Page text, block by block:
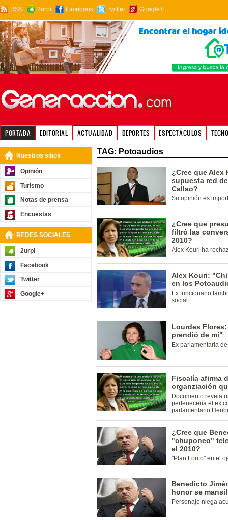
RSS 2urpi Facebook Twitter Google+
PORTADA EDITORIAL ACTUALIDAD DEPORTES ESPECTÁCULOS
Nuestros sitios
Opinión
Turismo
Notas de prensa
Encuestas
REDES SOCIALES
2urpi
Facebook
Twitter
Google+
TAG: Potoaudios
¿Cree que Alex
supuesta red
Callao?
Su opinión es
¿Cree que
filtró las
2010?
Alex Kouri ha
Alex Kouri:
en los
Ex funcionario
social.
Lourdes
prendió de mí"
Ex parlamentaria
Fiscalía afirma
organziación
Documento revela
pertenecería el ex
parlamentario
¿Cree que
"chuponeo"
el 2010?
"Plan Lorito" en el
Benedicto
honor se
Personaje niega